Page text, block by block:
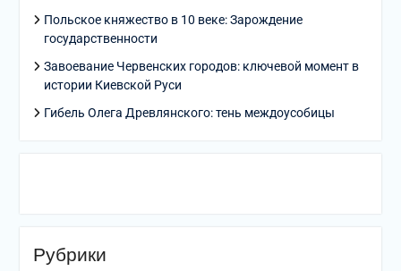
Польское княжество в 10 веке: Зарождение
государственности
Завоевание Червенских городов: ключевой момент в
истории Киевской Руси
Гибель Олега Древлянского: тень междоусобицы
Рубрики